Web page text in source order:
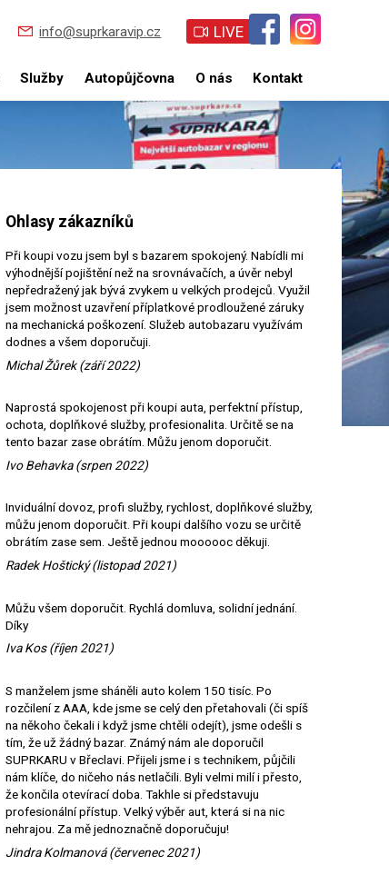
info@suprkaravip.cz LIVE
Služby Autopůjčovna O nás Kontakt
Ohlasy zákazníků
Při koupi vozu jsem byl s bazarem spokojený. Nabídli mi
výhodnější pojištění než na srovnávačích, a úvěr nebyl
nepředražený jak bývá zvykem u velkých prodejců. Využil
jsem možnost uzavření příplatkové prodloužené záruky
na mechanická poškození. Služeb autobazaru využívám
dodnes a všem doporučuji.
Michal Žůrek (září 2022)
Naprostá spokojenost při koupi auta, perfektní přístup,
ochota, doplňkové služby, profesionalita. Určitě se na
tento bazar zase obrátím. Můžu jenom doporučit.
Ivo Behavka (srpen 2022)
Inviduální dovoz, profi služby, rychlost, doplňkové služby,
můžu jenom doporučit. Při koupi dalšího vozu se určitě
obrátím zase sem. Ještě jednou moooooc děkuji.
Radek Hoštický (listopad 2021)
Můžu všem doporučit. Rychlá domluva, solidní jednání.
Díky
Iva Kos (říjen 2021)
S manželem jsme sháněli auto kolem 150 tisíc. Po
rozčilení z AAA, kde jsme se celý den přetahovali (či spíš
na někoho čekali i když jsme chtěli odejít), jsme odešli s
tím, že už žádný bazar. Známý nám ale doporučil
SUPRKARU v Břeclavi. Přijeli jsme i s technikem, půjčili
nám klíče, do ničeho nás netlačili. Byli velmi milí i přesto,
že končila otevírací doba. Takhle si představuju
profesionální přístup. Velký výběr aut, která si na nic
nehrajou. Za mě jednoznačně doporučuju!
Jindra Kolmanová (červenec 2021)